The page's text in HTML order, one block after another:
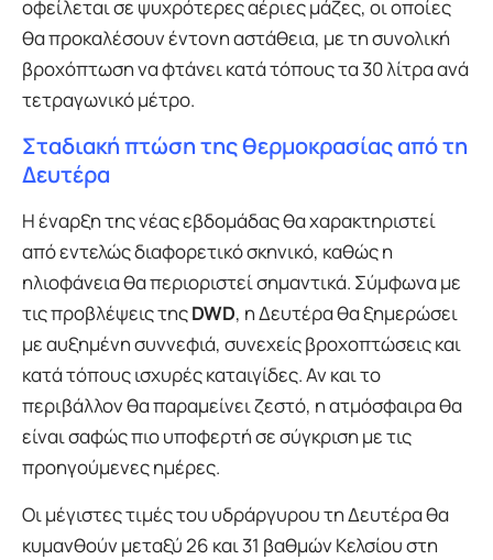
οφείλεται σε ψυχρότερες αέριες μάζες, οι οποίες
θα προκαλέσουν έντονη αστάθεια, με τη συνολική
βροχόπτωση να φτάνει κατά τόπους τα 30 λίτρα ανά
τετραγωνικό μέτρο.
Σταδιακή πτώση της θερμοκρασίας από τη
Δευτέρα
Η έναρξη της νέας εβδομάδας θα χαρακτηριστεί
από εντελώς διαφορετικό σκηνικό, καθώς η
ηλιοφάνεια θα περιοριστεί σημαντικά. Σύμφωνα με
τις προβλέψεις τηςDWD, η Δευτέρα θα ξημερώσει
με αυξημένη συννεφιά, συνεχείς βροχοπτώσεις και
κατά τόπους ισχυρές καταιγίδες. Αν και το
περιβάλλον θα παραμείνει ζεστό, η ατμόσφαιρα θα
είναι σαφώς πιο υποφερτή σε σύγκριση με τις
προηγούμενες ημέρες.
Οι μέγιστες τιμές του υδράργυρου τη Δευτέρα θα
κυμανθούν μεταξύ 26 και 31 βαθμών Κελσίου στη